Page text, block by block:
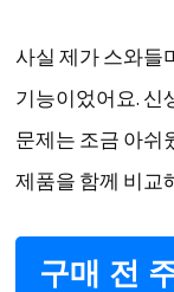
사실 제가 스와들
기능이었어요. 신
문제는 조금 아쉬
제품을 함께 비교
구매 전